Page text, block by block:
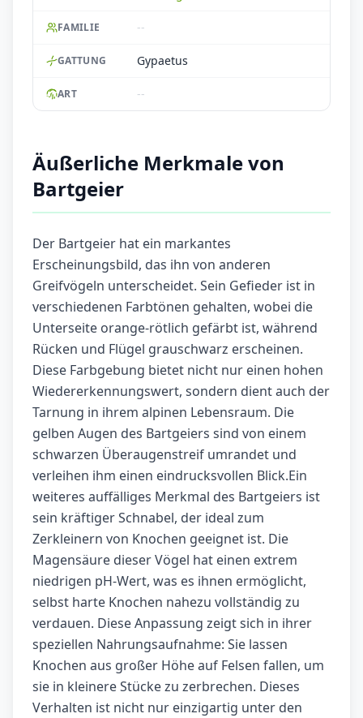
FAMILIE --
GATTUNG Gypaetus
ART --
Äußerliche Merkmale von
Bartgeier
Der Bartgeier hat ein markantes
Erscheinungsbild, das ihn von anderen
Greifvögeln unterscheidet. Sein Gefieder ist in
verschiedenen Farbtönen gehalten, wobei die
Unterseite orange-rötlich gefärbt ist, während
Rücken und Flügel grauschwarz erscheinen.
Diese Farbgebung bietet nicht nur einen hohen
Wiedererkennungswert, sondern dient auch der
Tarnung in ihrem alpinen Lebensraum. Die
gelben Augen des Bartgeiers sind von einem
schwarzen Überaugenstreif umrandet und
verleihen ihm einen eindrucksvollen Blick.Ein
weiteres auffälliges Merkmal des Bartgeiers ist
sein kräftiger Schnabel, der ideal zum
Zerkleinern von Knochen geeignet ist. Die
Magensäure dieser Vögel hat einen extrem
niedrigen pH-Wert, was es ihnen ermöglicht,
selbst harte Knochen nahezu vollständig zu
verdauen. Diese Anpassung zeigt sich in ihrer
speziellen Nahrungsaufnahme: Sie lassen
Knochen aus großer Höhe auf Felsen fallen, um
sie in kleinere Stücke zu zerbrechen. Dieses
Verhalten ist nicht nur einzigartig unter den